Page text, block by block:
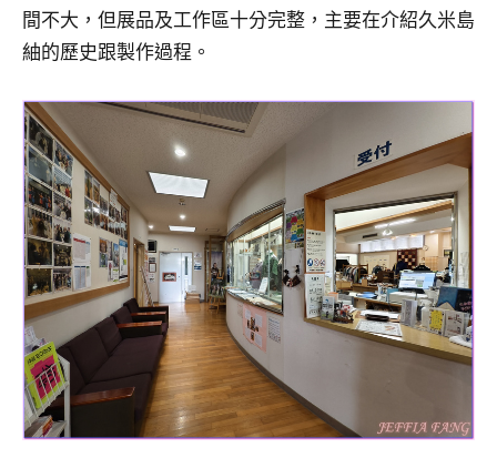
間不大，但展品及工作區十分完整，主要在介紹久米島
紬的歷史跟製作過程。